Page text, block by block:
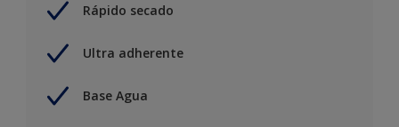
Rápido secado
Ultra adherente
Base Agua